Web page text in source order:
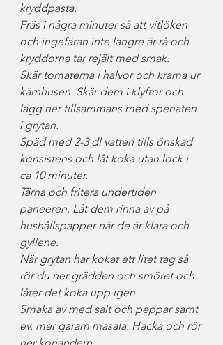
kryddpasta.
Fräs i några minuter så att vitlöken
och ingefäran inte längre är rå och
kryddorna tar rejält med smak.
Skär tomaterna i halvor och krama ur
kärnhusen. Skär dem i klyftor och
lägg ner tillsammans med spenaten
i grytan.
Späd med 2-3 dl vatten tills önskad
konsistens och låt koka utan lock i
ca 10 minuter.
Tärna och fritera undertiden
paneeren. Låt dem rinna av på
hushållspapper när de är klara och
gyllene.
När grytan har kokat ett litet tag så
rör du ner grädden och smöret och
låter det koka upp igen.
Smaka av med salt och peppar samt
ev. mer garam masala. Hacka och rör
ner koriandern.